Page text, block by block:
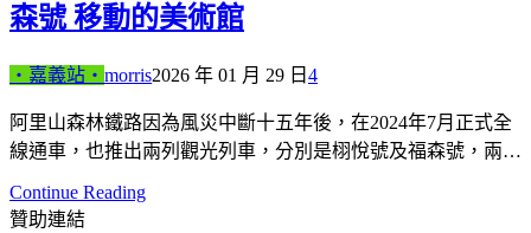
森號 移動的美術館
‧嘉義站‧ morris2026 年 01 月 29 日 4
阿里山森林鐵路因為風災中斷十五年後，在2024年7月正式全
線通車，也推出兩列觀光列車，分別是栩悅號及福森號，兩…
Continue Reading
贊助連結